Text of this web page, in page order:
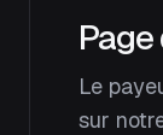
Le
sur